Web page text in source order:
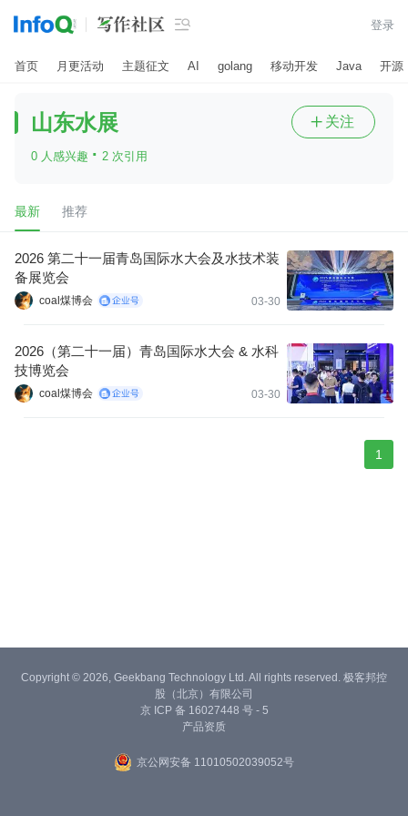
 登录
首页 月更活动 主题征文 AI golang 移动开发 Java 开源
山东水展
0 人感兴趣 · 2 次引用
 关注
最新 推荐
2026 第二十一届青岛国际水大会及水技术装
备展览会
coal煤博会 03-30
2026（第二十一届）青岛国际水大会 & 水科
技博览会
coal煤博会 03-30
1
Copyright © 2026, Geekbang Technology Ltd. All rights reserved. 极客邦控
股（北京）有限公司
京 ICP 备 16027448 号 - 5
产品资质
京公网安备 11010502039052号